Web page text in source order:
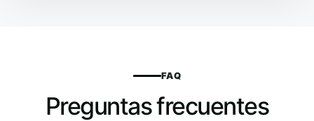
FAQ
Preguntas frecuentes